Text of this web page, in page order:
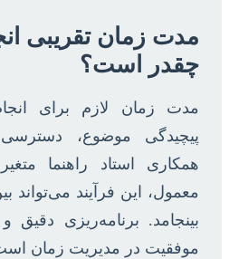
مدت زمان تقریبی
چقدر است؟
مدت زمان لازم برای
پیچیدگی موضوع،
همکاری استاد راهنما
بینجامد. برنامه‌ریزی دقیق
موفقیت در مدیریت زمان